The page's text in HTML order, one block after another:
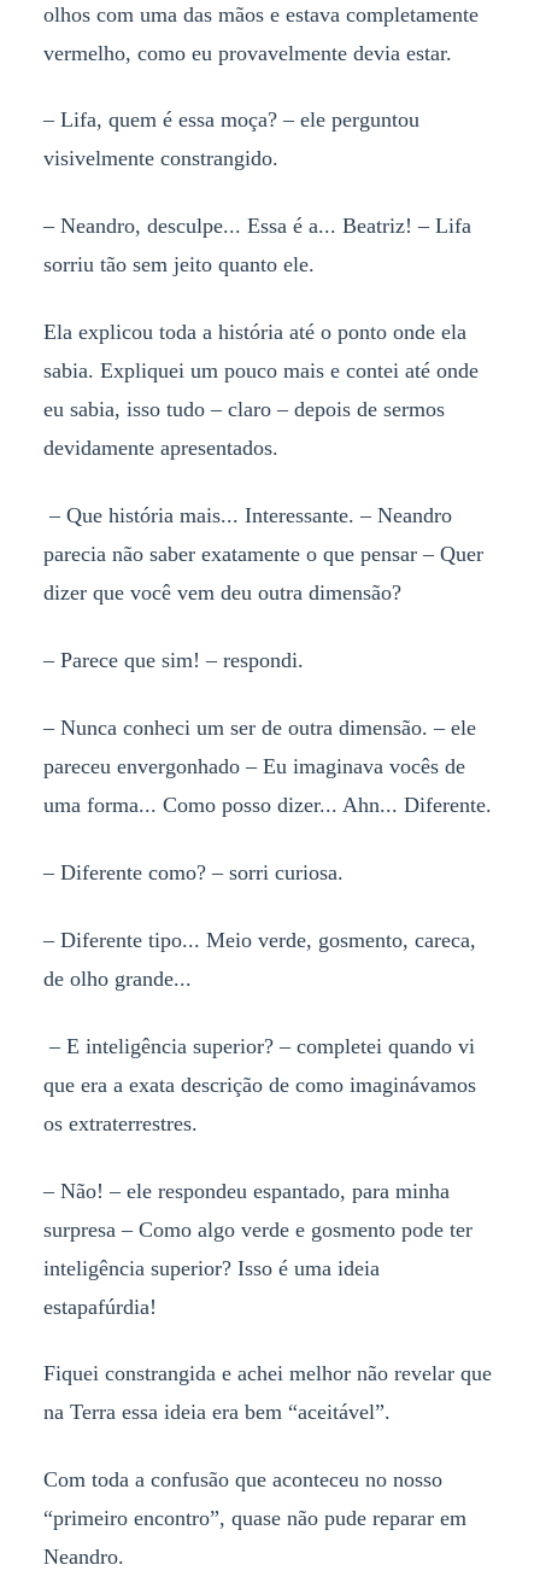
olhos com uma das mãos e estava completamente
vermelho, como eu provavelmente devia estar.
– Lifa, quem é essa moça? – ele perguntou
visivelmente constrangido.
– Neandro, desculpe... Essa é a... Beatriz! – Lifa
sorriu tão sem jeito quanto ele.
Ela explicou toda a história até o ponto onde ela
sabia. Expliquei um pouco mais e contei até onde
eu sabia, isso tudo – claro – depois de sermos
devidamente apresentados.
– Que história mais... Interessante. – Neandro
parecia não saber exatamente o que pensar – Quer
dizer que você vem deu outra dimensão?
– Parece que sim! – respondi.
– Nunca conheci um ser de outra dimensão. – ele
pareceu envergonhado – Eu imaginava vocês de
uma forma... Como posso dizer... Ahn... Diferente.
– Diferente como? – sorri curiosa.
– Diferente tipo... Meio verde, gosmento, careca,
de olho grande...
– E inteligência superior? – completei quando vi
que era a exata descrição de como imaginávamos
os extraterrestres.
– Não! – ele respondeu espantado, para minha
surpresa – Como algo verde e gosmento pode ter
inteligência superior? Isso é uma ideia
estapafúrdia!
Fiquei constrangida e achei melhor não revelar que
na Terra essa ideia era bem “aceitável”.
Com toda a confusão que aconteceu no nosso
“primeiro encontro”, quase não pude reparar em
Neandro.